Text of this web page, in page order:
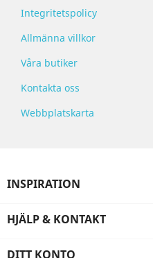
Integritetspolicy
Allmänna villkor
Våra butiker
Kontakta oss
Webbplatskarta
INSPIRATION
HJÄLP & KONTAKT
DITT KONTO